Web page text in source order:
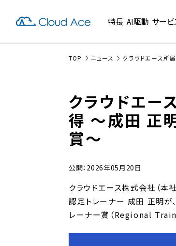
特長 AI駆動 サービ
TOP ニュース クラウドエース
クラウドエ
得 〜成田 正
賞〜
公開：2026年05月20日
クラウドエース株式会社（本
認定トレーナー 成田 正明が
レーナー賞（Regional